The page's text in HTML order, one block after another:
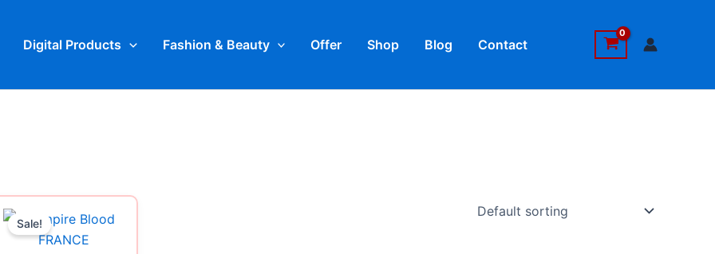
Digital Products Fashion & Beauty Offer Shop Blog Contact
Sale!
price
was:
380.00৳ .
Current
price